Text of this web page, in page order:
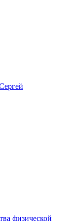
физической